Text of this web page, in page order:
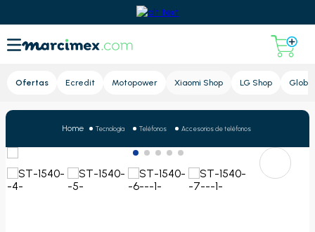
Ofertas Ecredit Motopower Xiaomi Shop LG Shop Global
Tecnología Teléfonos Accesorios de teléfonos